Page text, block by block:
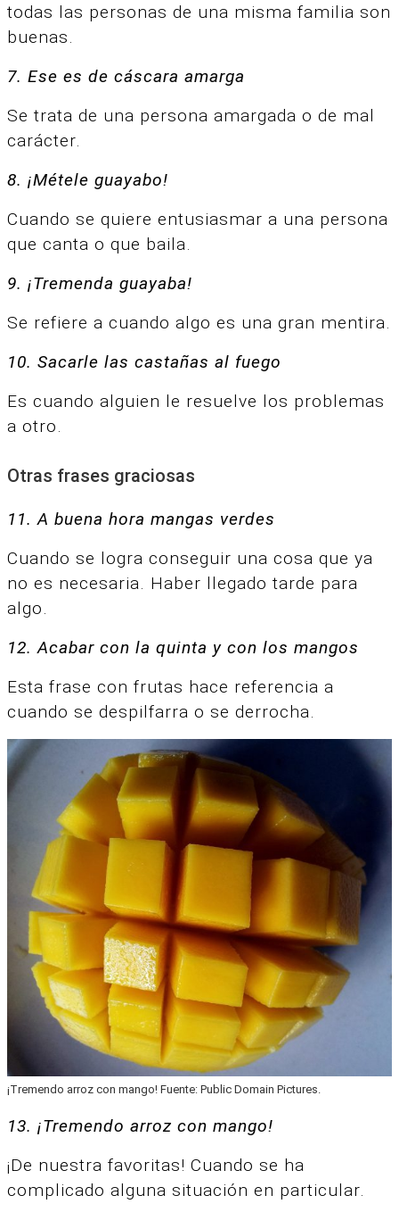
todas las personas de una misma familia son
buenas.
7. Ese es de cáscara amarga
Se trata de una persona amargada o de mal
carácter.
8. ¡Métele guayabo!
Cuando se quiere entusiasmar a una persona
que canta o que baila.
9. ¡Tremenda guayaba!
Se refiere a cuando algo es una gran mentira.
10. Sacarle las castañas al fuego
Es cuando alguien le resuelve los problemas
a otro.
Otras frases graciosas
11. A buena hora mangas verdes
Cuando se logra conseguir una cosa que ya
no es necesaria. Haber llegado tarde para
algo.
12. Acabar con la quinta y con los mangos
Esta frase con frutas hace referencia a
cuando se despilfarra o se derrocha.
¡Tremendo arroz con mango! Fuente: Public Domain Pictures.
13. ¡Tremendo arroz con mango!
¡De nuestra favoritas! Cuando se ha
complicado alguna situación en particular.